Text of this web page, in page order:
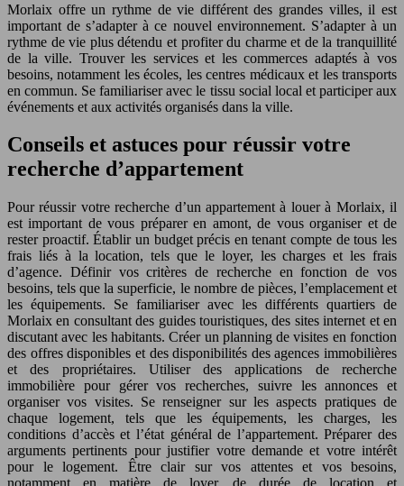
Morlaix offre un rythme de vie différent des grandes villes, il est
important de s’adapter à ce nouvel environnement. S’adapter à un
rythme de vie plus détendu et profiter du charme et de la tranquillité
de la ville. Trouver les services et les commerces adaptés à vos
besoins, notamment les écoles, les centres médicaux et les transports
en commun. Se familiariser avec le tissu social local et participer aux
événements et aux activités organisés dans la ville.
Conseils et astuces pour réussir votre
recherche d’appartement
Pour réussir votre recherche d’un appartement à louer à Morlaix, il
est important de vous préparer en amont, de vous organiser et de
rester proactif. Établir un budget précis en tenant compte de tous les
frais liés à la location, tels que le loyer, les charges et les frais
d’agence. Définir vos critères de recherche en fonction de vos
besoins, tels que la superficie, le nombre de pièces, l’emplacement et
les équipements. Se familiariser avec les différents quartiers de
Morlaix en consultant des guides touristiques, des sites internet et en
discutant avec les habitants. Créer un planning de visites en fonction
des offres disponibles et des disponibilités des agences immobilières
et des propriétaires. Utiliser des applications de recherche
immobilière pour gérer vos recherches, suivre les annonces et
organiser vos visites. Se renseigner sur les aspects pratiques de
chaque logement, tels que les équipements, les charges, les
conditions d’accès et l’état général de l’appartement. Préparer des
arguments pertinents pour justifier votre demande et votre intérêt
pour le logement. Être clair sur vos attentes et vos besoins,